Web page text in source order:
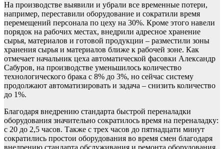
На производстве выявили и убрали все временные потери,
например, переставили оборудование и сократили время
перемещений персонала по цеху на 30%. Кроме этого навели
порядок на рабочих местах, внедрили адресное хранение
сырья, материалов и готовой продукции – разместили зоны
хранения сырья и материалов ближе к рабочей зоне. Как
отмечает начальник цеха автоматической фасовки Александр
Сабуров, на производстве уменьшилось количество
технологического брака с 8% до 3%, но сейчас систему
продолжают автоматизировать и задача – снизить количество
до 1%.
Благодаря внедрению стандарта быстрой переналадки
оборудования значительно сократилось время на переналадку:
с 20 до 2,5 часов. Также с трех часов до пятнадцати минут
сократились простои оборудования во время смен благодаря
внедрению стандарта обслуживания и ремонта оборудования.